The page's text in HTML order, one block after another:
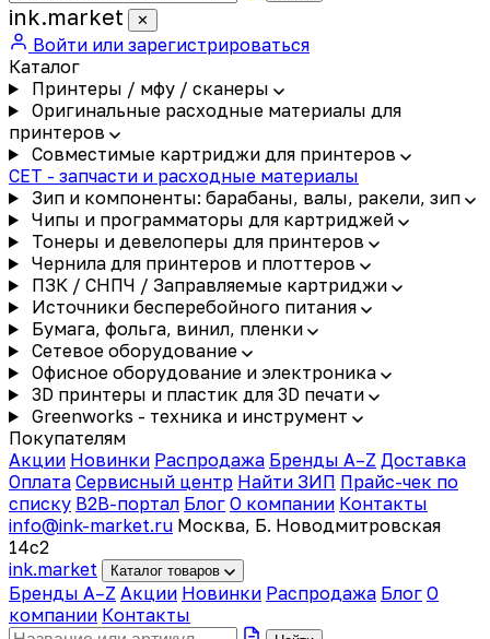
ink.market ✕
Войти или зарегистрироваться
Каталог
Принтеры / мфу / сканеры
Оригинальные расходные материалы для
принтеров
Совместимые картриджи для принтеров
CET - запчасти и расходные материалы
Зип и компоненты: барабаны, валы, ракели, зип
Чипы и программаторы для картриджей
Тонеры и девелоперы для принтеров
Чернила для принтеров и плоттеров
ПЗК / СНПЧ / Заправляемые картриджи
Источники бесперебойного питания
Бумага, фольга, винил, пленки
Сетевое оборудование
Офисное оборудование и электроника
3D принтеры и пластик для 3D печати
Greenworks - техника и инструмент
Покупателям
Акции Новинки Распродажа Бренды A–Z Доставка
Оплата Сервисный центр Найти ЗИП Прайс-чек по
списку B2B-портал Блог О компании Контакты
info@ink-market.ru Москва, Б. Новодмитровская
14с2
ink.market Каталог товаров
Бренды A–Z Акции Новинки Распродажа Блог О
компании Контакты